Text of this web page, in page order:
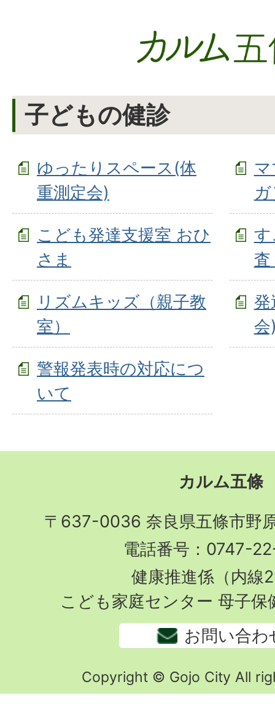
子どもの健診
ゆったりスペース(体
重測定会)
こども発達支援室 おひ
さま
す
査
リズムキッズ（親子教
室）
発
警報発表時の対応につ
いて
カルム五條
〒637-0036 奈良県五條市野
電話番号：0747-
健康推進係（内線
こども家庭センター 母子
お問い合わ
Copyright © Gojo City All